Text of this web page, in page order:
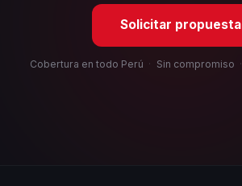
Solicitar propuesta
Cobertura en todo Perú · Sin compromiso ·